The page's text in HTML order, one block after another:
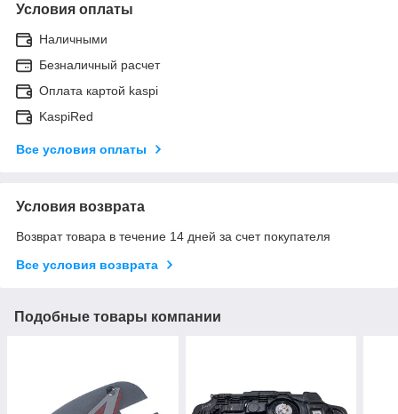
Условия оплаты
Наличными
Безналичный расчет
Оплата картой kaspi
KaspiRed
Все условия оплаты
Условия возврата
Возврат товара в течение 14 дней за счет покупателя
Все условия возврата
Подобные товары компании